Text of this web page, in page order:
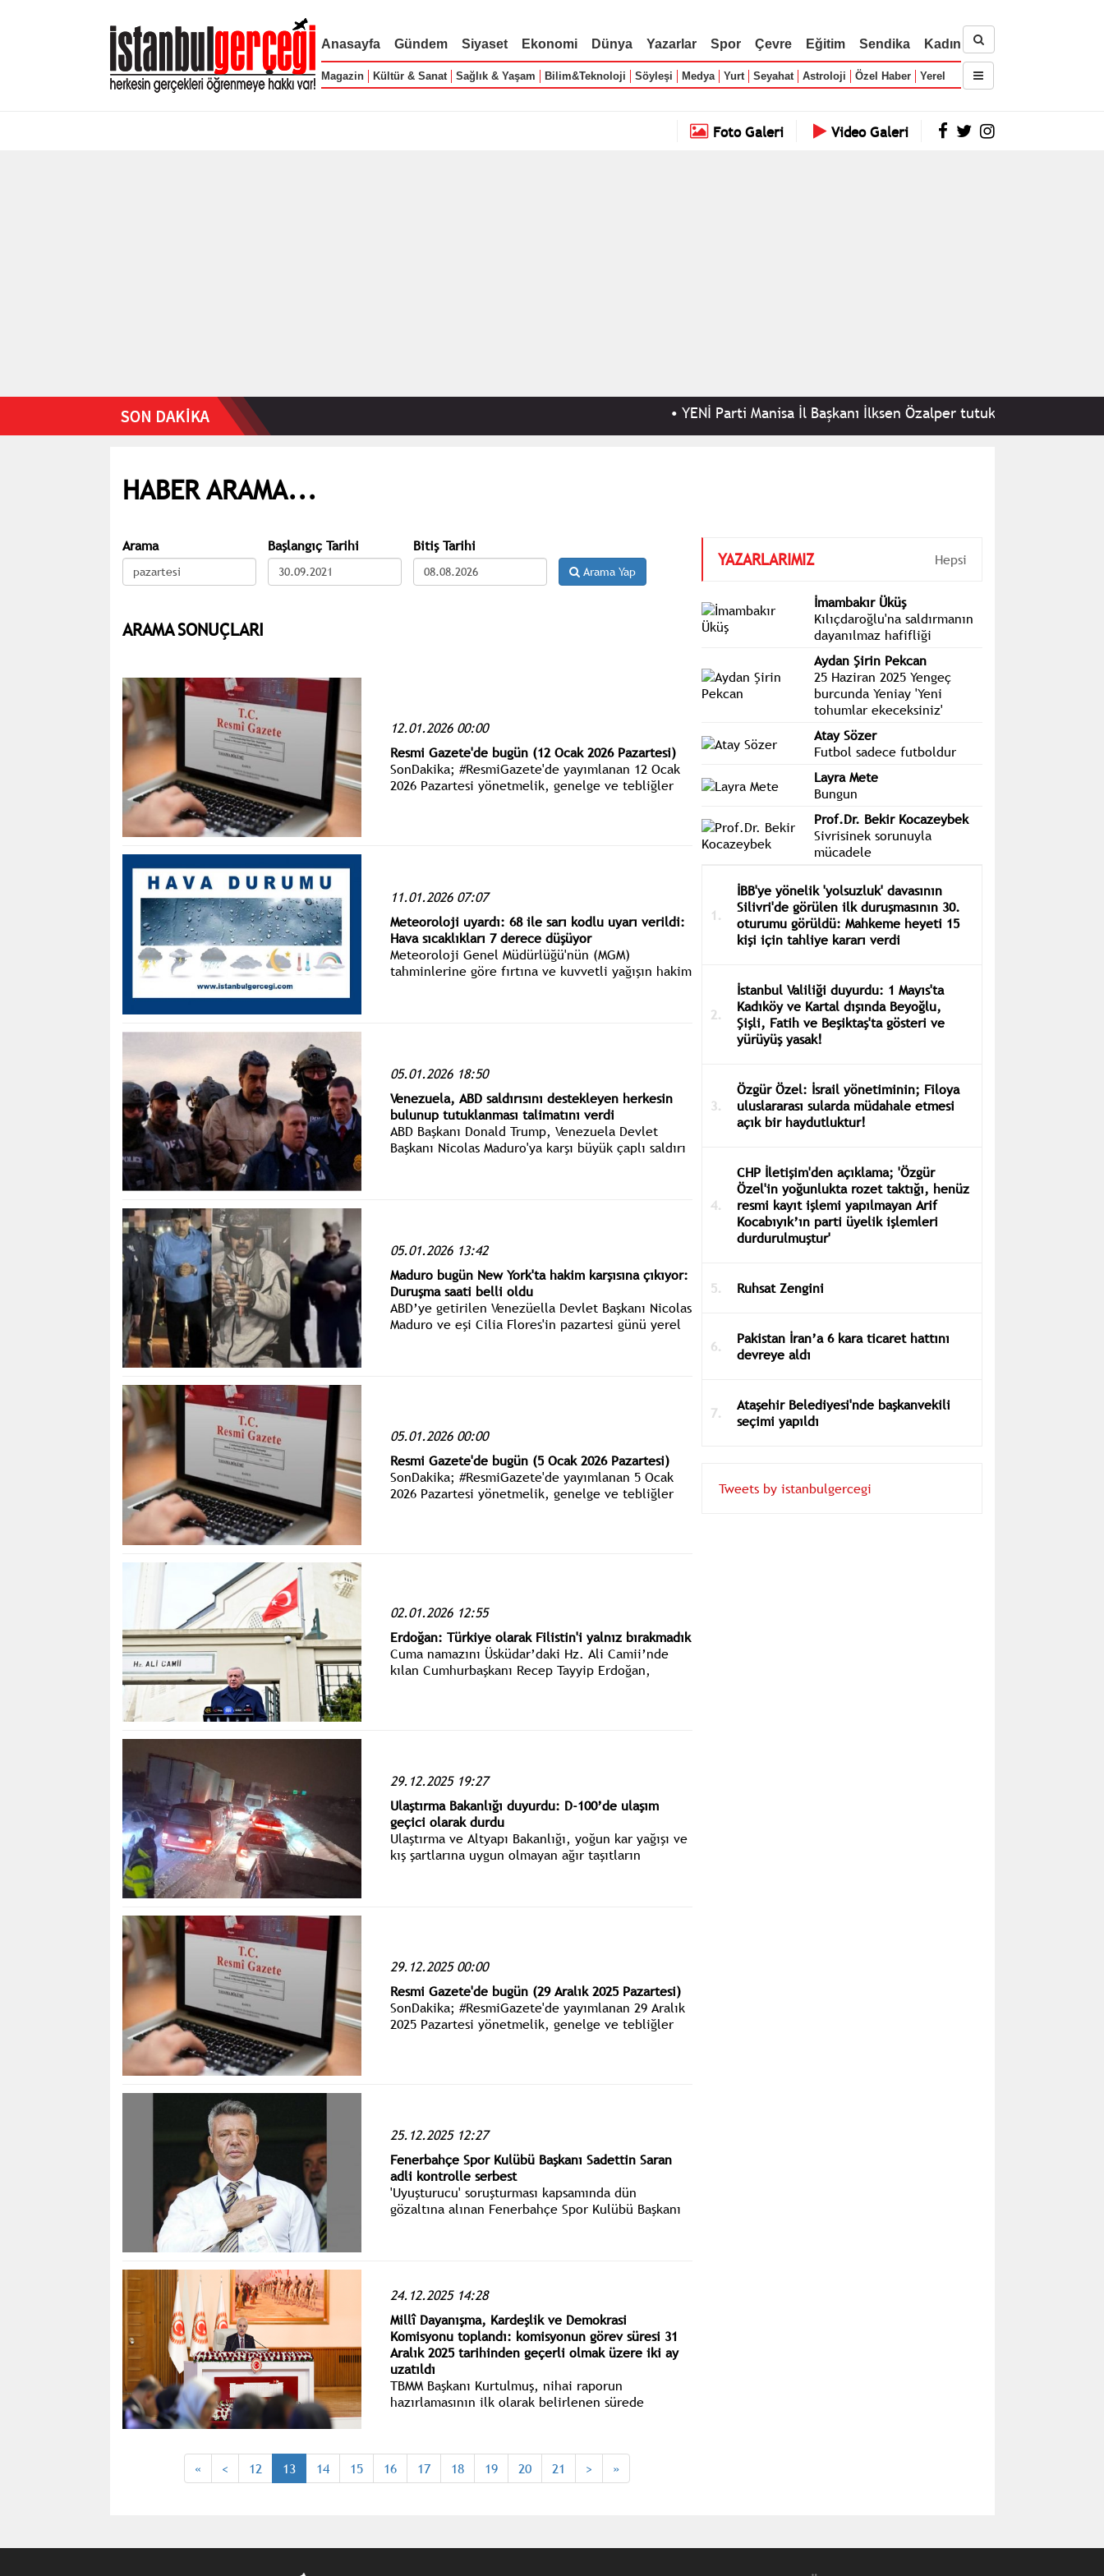
Anasayfa Gündem Siyaset Ekonomi Dünya Yazarlar Spor Çevre Eğitim Sendika Kadın
Magazin Kültür & Sanat Sağlık & Yaşam Bilim&Teknoloji Söyleşi Medya Yurt Seyahat Astroloji Özel Haber Yerel
Foto Galeri Video Galeri
YENİ Parti Manisa İl Başkanı İlksen Özalper tutuklandı
HABER ARAMA...
Arama Başlangıç Tarihi Bitiş Tarihi
Arama Yap
ARAMA SONUÇLARI
12.01.2026 00:00
Resmi Gazete'de bugün (12 Ocak 2026 Pazartesi)
SonDakika; #ResmiGazete'de yayımlanan 12 Ocak
2026 Pazartesi yönetmelik, genelge ve tebliğler
11.01.2026 07:07
Meteoroloji uyardı: 68 ile sarı kodlu uyarı verildi:
Hava sıcaklıkları 7 derece düşüyor
Meteoroloji Genel Müdürlüğü'nün (MGM)
tahminlerine göre fırtına ve kuvvetli yağışın hakim
05.01.2026 18:50
Venezuela, ABD saldırısını destekleyen herkesin
bulunup tutuklanması talimatını verdi
ABD Başkanı Donald Trump, Venezuela Devlet
Başkanı Nicolas Maduro'ya karşı büyük çaplı saldırı
05.01.2026 13:42
Maduro bugün New York'ta hakim karşısına çıkıyor:
Duruşma saati belli oldu
ABD’ye getirilen Venezüella Devlet Başkanı Nicolas
Maduro ve eşi Cilia Flores'in pazartesi günü yerel
05.01.2026 00:00
Resmi Gazete'de bugün (5 Ocak 2026 Pazartesi)
SonDakika; #ResmiGazete'de yayımlanan 5 Ocak
2026 Pazartesi yönetmelik, genelge ve tebliğler
02.01.2026 12:55
Erdoğan: Türkiye olarak Filistin'i yalnız bırakmadık
Cuma namazını Üsküdar’daki Hz. Ali Camii’nde
kılan Cumhurbaşkanı Recep Tayyip Erdoğan,
29.12.2025 19:27
Ulaştırma Bakanlığı duyurdu: D-100’de ulaşım
geçici olarak durdu
Ulaştırma ve Altyapı Bakanlığı, yoğun kar yağışı ve
kış şartlarına uygun olmayan ağır taşıtların
29.12.2025 00:00
Resmi Gazete'de bugün (29 Aralık 2025 Pazartesi)
SonDakika; #ResmiGazete'de yayımlanan 29 Aralık
2025 Pazartesi yönetmelik, genelge ve tebliğler
25.12.2025 12:27
Fenerbahçe Spor Kulübü Başkanı Sadettin Saran
adli kontrolle serbest
'Uyuşturucu' soruşturması kapsamında dün
gözaltına alınan Fenerbahçe Spor Kulübü Başkanı
24.12.2025 14:28
Millî Dayanışma, Kardeşlik ve Demokrasi
Komisyonu toplandı: komisyonun görev süresi 31
Aralık 2025 tarihinden geçerli olmak üzere iki ay
uzatıldı
TBMM Başkanı Kurtulmuş, nihai raporun
hazırlamasının ilk olarak belirlenen sürede
üzere iki ay uzatılması hususunu oyladı ve oy
birliğiyle kabul edildi.
« < 12 13 14 15 16 17 18 19 20 21 > »
YAZARLARIMIZ Hepsi
İmambakır Üküş
Kılıçdaroğlu'na saldırmanın
dayanılmaz hafifliği
Aydan Şirin Pekcan
25 Haziran 2025 Yengeç
burcunda Yeniay 'Yeni
tohumlar ekeceksiniz'
Atay Sözer
Futbol sadece futboldur
Layra Mete
Bungun
Prof.Dr. Bekir Kocazeybek
Sivrisinek sorunuyla
mücadele
İBB'ye yönelik 'yolsuzluk' davasının
Silivri'de görülen ilk duruşmasının 30.
oturumu görüldü: Mahkeme heyeti 15
kişi için tahliye kararı verdi
İstanbul Valiliği duyurdu: 1 Mayıs'ta
Kadıköy ve Kartal dışında Beyoğlu,
Şişli, Fatih ve Beşiktaş'ta gösteri ve
yürüyüş yasak!
Özgür Özel: İsrail yönetiminin; Filoya
uluslararası sularda müdahale etmesi
açık bir haydutluktur!
CHP İletişim'den açıklama; 'Özgür
Özel'in yoğunlukta rozet taktığı, henüz
resmi kayıt işlemi yapılmayan Arif
Kocabıyık’ın parti üyelik işlemleri
durdurulmuştur'
Ruhsat Zengini
Pakistan İran’a 6 kara ticaret hattını
devreye aldı
Ataşehir Belediyesi'nde başkanvekili
seçimi yapıldı
Tweets by istanbulgercegi